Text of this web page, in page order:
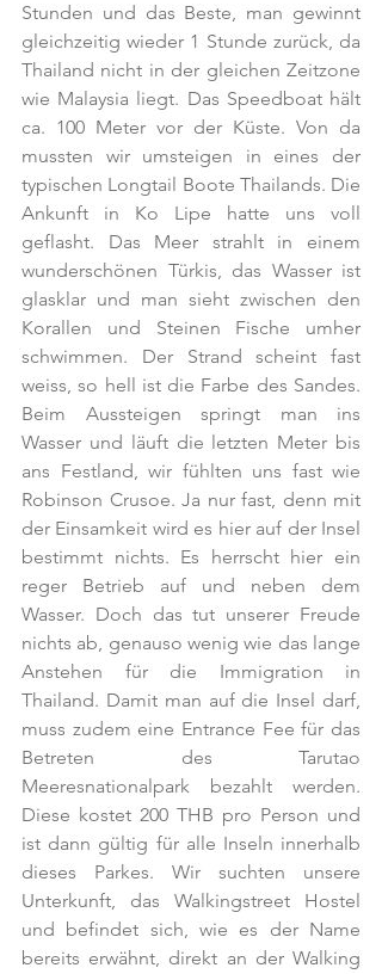
Stunden und das Beste, man gewinnt
gleichzeitig wieder 1 Stunde zurück, da
Thailand nicht in der gleichen Zeitzone
wie Malaysia liegt. Das Speedboat hält
ca. 100 Meter vor der Küste. Von da
mussten wir umsteigen in eines der
typischen Longtail Boote Thailands. Die
Ankunft in Ko Lipe hatte uns voll
geflasht. Das Meer strahlt in einem
wunderschönen Türkis, das Wasser ist
glasklar und man sieht zwischen den
Korallen und Steinen Fische umher
schwimmen. Der Strand scheint fast
weiss, so hell ist die Farbe des Sandes.
Beim Aussteigen springt man ins
Wasser und läuft die letzten Meter bis
ans Festland, wir fühlten uns fast wie
Robinson Crusoe. Ja nur fast, denn mit
der Einsamkeit wird es hier auf der Insel
bestimmt nichts. Es herrscht hier ein
reger Betrieb auf und neben dem
Wasser. Doch das tut unserer Freude
nichts ab, genauso wenig wie das lange
Anstehen für die Immigration in
Thailand. Damit man auf die Insel darf,
muss zudem eine Entrance Fee für das
Betreten des Tarutao
Meeresnationalpark bezahlt werden.
Diese kostet 200 THB pro Person und
ist dann gültig für alle Inseln innerhalb
dieses Parkes. Wir suchten unsere
Unterkunft, das Walkingstreet Hostel
und befindet sich, wie es der Name
bereits erwähnt, direkt an der Walking